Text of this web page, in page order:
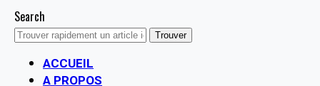
Search
ACCUEIL
A PROPOS